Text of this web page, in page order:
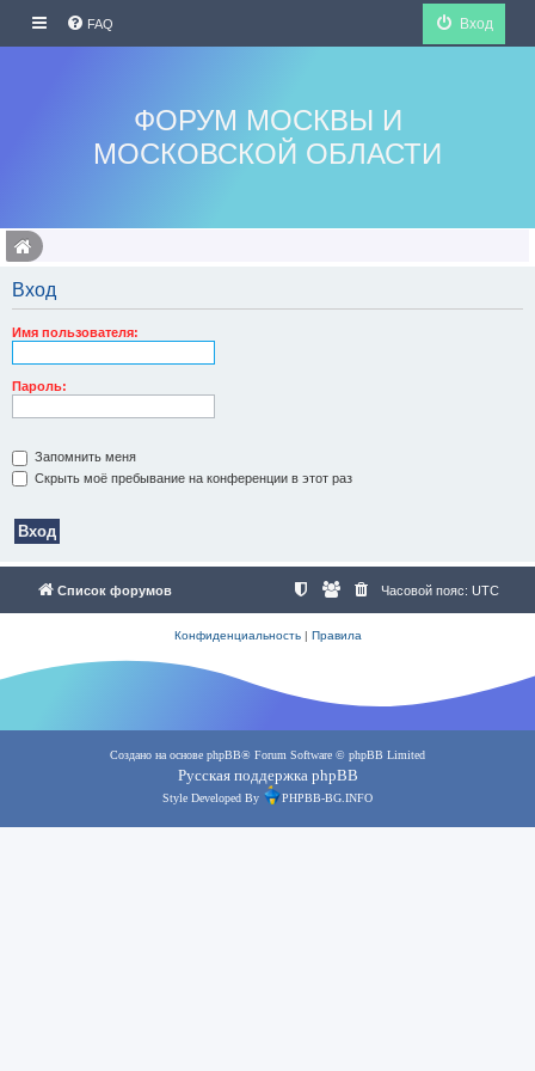
FAQ Вход
ФОРУМ МОСКВЫ И
МОСКОВСКОЙ ОБЛАСТИ
Вход
Имя пользователя:
Пароль:
Запомнить меня
Скрыть моё пребывание на конференции в этот раз
Список форумов Часовой пояс: UTC
Конфиденциальность| Правила
Создано на основе phpBB® Forum Software © phpBB Limited
Русская поддержка phpBB
Style Developed By PHPBB-BG.INFO